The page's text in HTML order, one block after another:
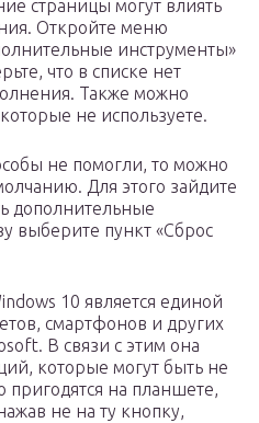
страницы могут влиять
Откройте меню
инструменты»
что в списке нет
Также можно
не используете.
не помогли, то можно
Для этого зайдите
дополнительные
выберите пункт «Сброс
10 является единой
смартфонов и других
В связи с этим она
которые могут быть не
на планшете,
не на ту кнопку,